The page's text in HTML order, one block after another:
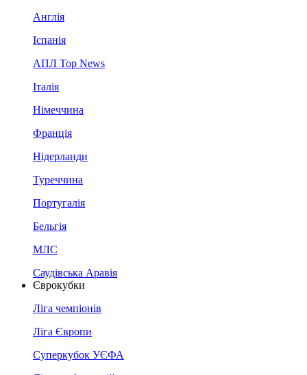
Англія
Іспанія
АПЛ Top News
Італія
Німеччина
Франція
Нідерланди
Туреччина
Португалія
Бельгія
МЛС
Саудівська Аравія
Єврокубки
Ліга чемпіонів
Ліга Європи
Суперкубок УЄФА